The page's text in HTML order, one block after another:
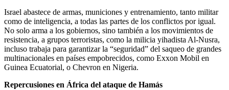
Israel abastece de armas, municiones y entrenamiento, tanto militar
como de inteligencia, a todas las partes de los conflictos por igual.
No solo arma a los gobiernos, sino también a los movimientos de
resistencia, a grupos terroristas, como la milicia yihadista Al-Nusra,
incluso trabaja para garantizar la “seguridad” del saqueo de grandes
multinacionales en países empobrecidos, como Exxon Mobil en
Guinea Ecuatorial, o Chevron en Nigeria.
Repercusiones en África del ataque de Hamás